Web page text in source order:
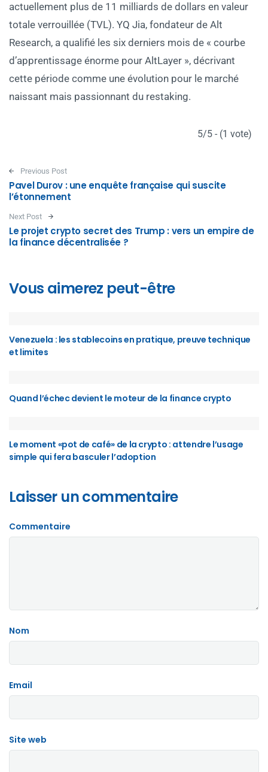
actuellement plus de 11 milliards de dollars en valeur
totale verrouillée (TVL). YQ Jia, fondateur de Alt
Research, a qualifié les six derniers mois de « courbe
d’apprentissage énorme pour AltLayer », décrivant
cette période comme une évolution pour le marché
naissant mais passionnant du restaking.
5/5 - (1 vote)
Post navigation
Previous Post
Pavel Durov : une enquête française qui suscite
l’étonnement
Next Post
Le projet crypto secret des Trump : vers un empire de
la finance décentralisée ?
Vous aimerez peut-être
Venezuela : les stablecoins en pratique, preuve technique
et limites
Quand l’échec devient le moteur de la finance crypto
Le moment «pot de café» de la crypto : attendre l’usage
simple qui fera basculer l’adoption
Laisser un commentaire
Commentaire
Nom
Email
Site web